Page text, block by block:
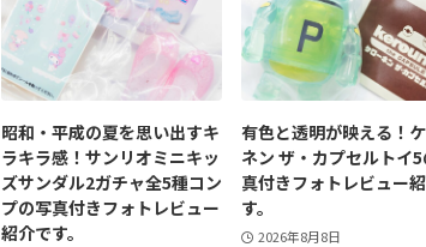
昭和・平成の夏を思い出すキ
ラキラ感！サンリオミニキッ
ズサンダル2ガチャ全5種コン
プの写真付きフォトレビュー
紹介です。
有色と透明が映える！
ネン ザ・カプセルトイ
真付きフォトレビュー
す。
2026年8月8日